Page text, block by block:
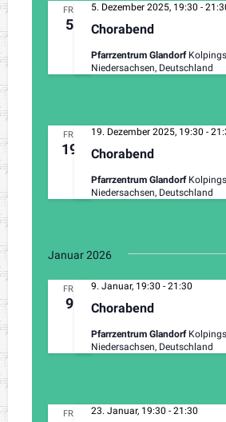
FR.
5 Chorabend
5. Dezember 2025, 19:30 -
Pfarrzentrum Glandorf
Niedersachsen, Deutschland
FR.
19 Chorabend
19. Dezember 2025, 19:30 -
Pfarrzentrum Glandorf
Niedersachsen, Deutschland
Januar 2026
FR.
9 Chorabend
9. Januar, 19:30 - 21:30
Pfarrzentrum Glandorf
Niedersachsen, Deutschland
FR. 23. Januar, 19:30 - 21:30